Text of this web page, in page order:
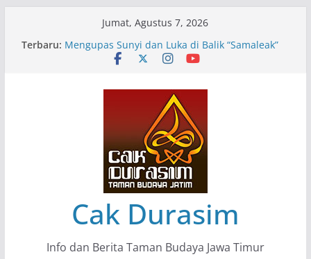
Jumat, Agustus 7, 2026
Terbaru: Pameran Lukisan Komunitas Patria Seni Rupa
Kota Blitar : Ketika “Bergerak” Menjadi Mantra
Mengupas Sunyi dan Luka di Balik “Samaleak”
Menjaga Marwah Seni dan Budaya: Catatan
Kunjungan Kerja Ir. Bambang Haryo Soekartono
(BHS) Anggota DPR RI ke Taman Budaya Jawa
Pameran Tunggal 35 Karya Agus Koecink
“Tumbang Tambang”, Ungkapan Kritis Tentang
Derita Pekerja Pertambangan
Cak Durasim
Info dan Berita Taman Budaya Jawa Timur